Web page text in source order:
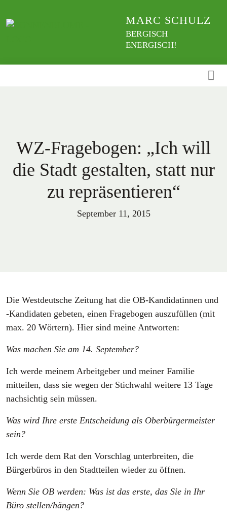
zum
MARC SCHULZ
BERGISCH
ENERGISCH!
WZ-Fragebogen: „Ich will
die Stadt gestalten, statt nur
zu repräsentieren“
September 11, 2015
Die Westdeutsche Zeitung hat die OB-Kandidatinnen und
-Kandidaten gebeten, einen Fragebogen auszufüllen (mit
max. 20 Wörtern). Hier sind meine Antworten:
Was machen Sie am 14. September?
Ich werde meinem Arbeitgeber und meiner Familie
mitteilen, dass sie wegen der Stichwahl weitere 13 Tage
nachsichtig sein müssen.
Was wird Ihre erste Entscheidung als Oberbürgermeister
sein?
Ich werde dem Rat den Vorschlag unterbreiten, die
Bürgerbüros in den Stadtteilen wieder zu öffnen.
Wenn Sie OB werden: Was ist das erste, das Sie in Ihr
Büro stellen/hängen?